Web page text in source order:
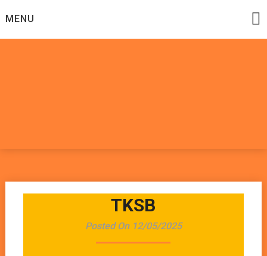
toMENU
TKSB
Posted On 12/05/2025